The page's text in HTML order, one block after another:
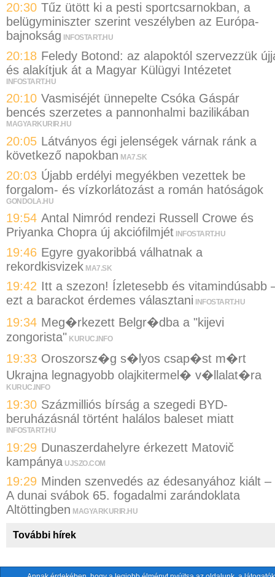
20:30 Tűz ütött ki a pesti sportcsarnokban, a
belügyminiszter szerint veszélyben az Európa-
bajnokság
INFOSTART.HU
20:18 Feledy Botond: az alapoktól szervezzük
és alakítjuk át a Magyar Külügyi Intézetet
INFOSTART.HU
20:10 Vasmiséjét ünnepelte Csóka Gáspár
bencés szerzetes a pannonhalmi bazilikában
MAGYARKURIR.HU
20:05 Látványos égi jelenségek várnak ránk a
következő napokban MA7.SK
20:03 Újabb erdélyi megyékben vezettek be
forgalom- és vízkorlátozást a román hatóságok
GONDOLA.HU
19:54 Antal Nimród rendezi Russell Crowe és
Priyanka Chopra új akciófilmjét INFOSTART.HU
19:46 Egyre gyakoribbá válhatnak a
rekordkisvizek MA7.SK
19:42 Itt a szezon! Ízletesebb és vitamindúsabb
ezt a barackot érdemes választani
INFOSTART.HU
19:34 Meg�rkezett Belgr�dba a "kijevi
zongorista" KURUC.INFO
19:33 Oroszorsz�g s�lyos csap�st m�rt
Ukrajna legnagyobb olajkitermel� v�llalat�ra
KURUC.INFO
19:30 Százmilliós bírság a szegedi BYD-
beruházásnál történt halálos baleset miatt
INFOSTART.HU
19:29 Dunaszerdahelyre érkezett Matovič
kampánya UJSZO.COM
19:29 Minden szenvedés az édesanyához kiált –
A dunai svábok 65. fogadalmi zarándoklata
Altöttingben MAGYARKURIR.HU
További hírek